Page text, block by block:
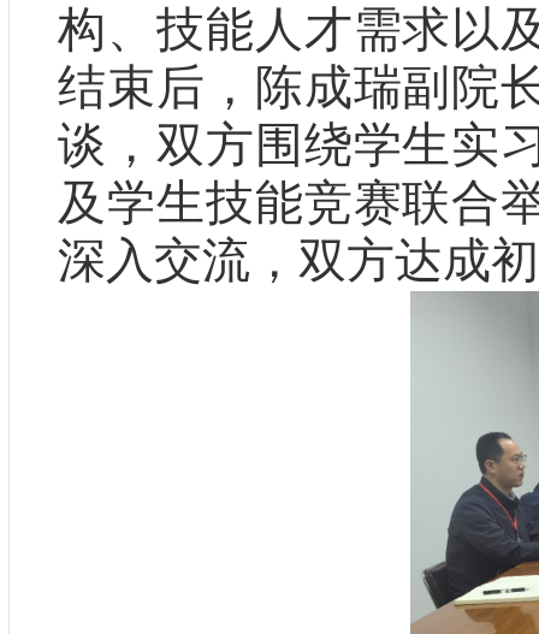
构、技能人才需求以
结束后，陈成瑞副院
谈，双方围绕学生实
及学生技能竞赛联合
深入交流，双方达成